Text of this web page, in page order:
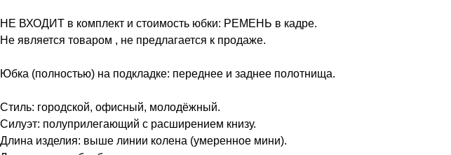
НЕ ВХОДИТ в комплект и стоимость юбки: РЕМЕНЬ в кадре.
Не является товаром , не предлагается к продаже.
Юбка (полностью) на подкладке: переднее и заднее полотнища.
Стиль: городской, офисный, молодёжный.
Силуэт: полуприлегающий с расширением книзу.
Длина изделия: выше линии колена (умеренное мини).